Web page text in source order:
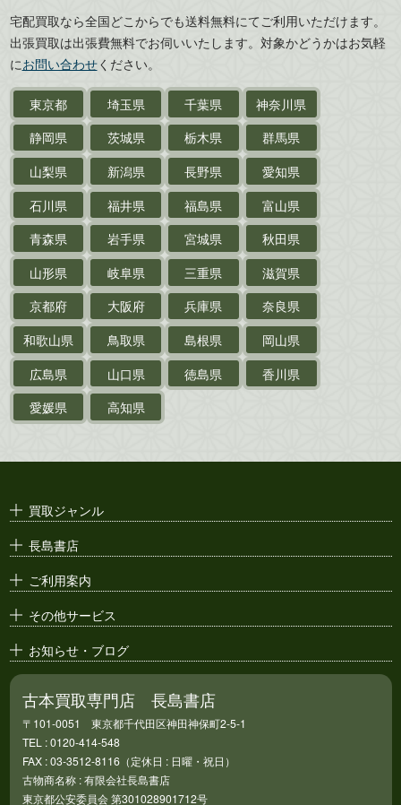
武道書・武術書
近代文学・
サイン色紙
作家草稿・原稿・肉筆物
探偵小説・推理小説
乗物
鉄道・
電車・バス
戦前・戦中の紙物・資料
絵葉書
支那・満洲・朝鮮・
台湾関係古資料
ポスター・チラシ・
徳島県
香川県
愛媛県
宅配買取なら全国どこからでも送料無料にてご利用いただけます。
出張買取は出張費無料でお伺いいたします。対象かどうかはお気軽
にお問い合わせください。
東京都 埼玉県 千葉県
神奈川県
静岡県
茨城県 栃木県
群馬県
山梨県
新潟県 長野県
愛知県
石川県
福井県 福島県
富山県
青森県
岩手県 宮城県
秋田県
山形県
岐阜県 三重県
滋賀県
京都府
大阪府 兵庫県
奈良県
和歌山県
鳥取県 島根県
岡山県
広島県
山口県 徳島県
香川県
愛媛県
高知県
買取ジャンル
長島書店
ご利用案内
その他サービス
お知らせ・ブログ
古本買取専門店 長島書店
〒101-0051 東京都千代田区神田神保町2-5-1
TEL : 0120-414-548
FAX : 03-3512-8116（定休日 : 日曜・祝日）
古物商名称 : 有限会社長島書店
東京都公安委員会 第301028901712号